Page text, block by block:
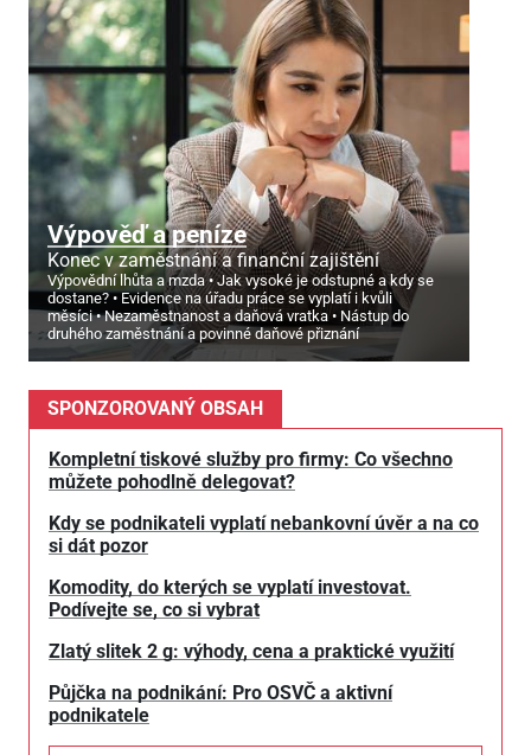
Výpověď a peníze
Konec v zaměstnání a finanční zajištění
Výpovědní lhůta a mzda
Jak vysoké je odstupné a kdy se
dostane?
Evidence na úřadu práce se vyplatí i kvůli
měsíci
Nezaměstnanost a daňová vratka
Nástup do
druhého zaměstnání a povinné daňové přiznání
SPONZOROVANÝ OBSAH
Kompletní tiskové služby pro firmy: Co všechno
můžete pohodlně delegovat?
Kdy se podnikateli vyplatí nebankovní úvěr a na co
si dát pozor
Komodity, do kterých se vyplatí investovat.
Podívejte se, co si vybrat
Zlatý slitek 2 g: výhody, cena a praktické využití
Půjčka na podnikání: Pro OSVČ a aktivní
podnikatele